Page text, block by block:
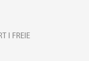
I FREIE